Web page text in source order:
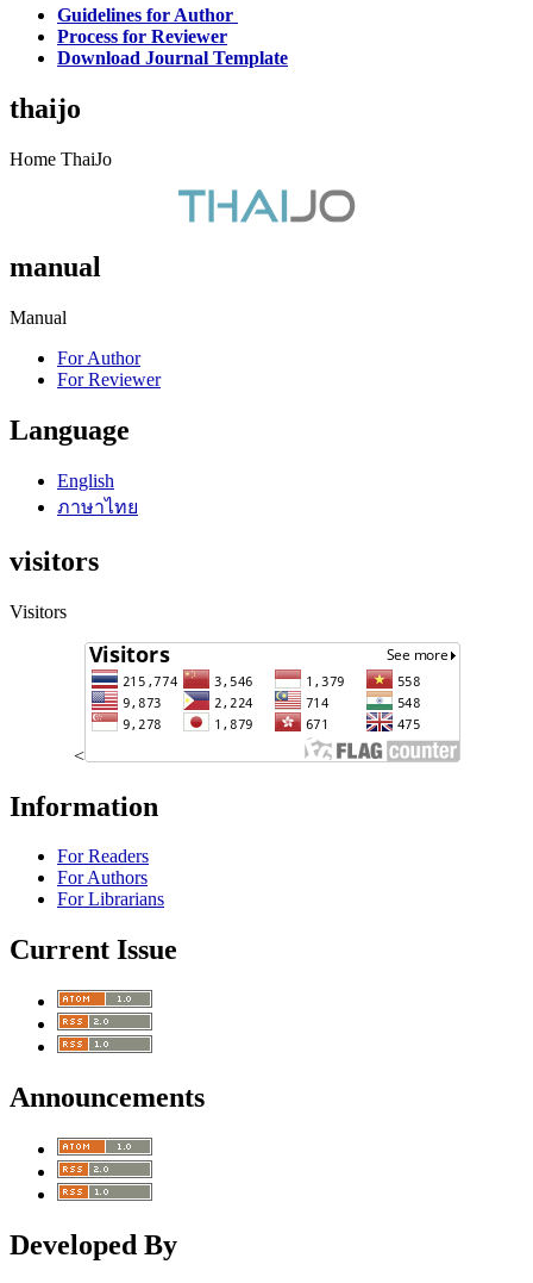
Guidelines for Author
Process for Reviewer
Download Journal Template
thaijo
Home ThaiJo
manual
Manual
For Author
For Reviewer
Language
English
ภาษาไทย
visitors
Visitors
<
Information
For Readers
For Authors
For Librarians
Current Issue
Announcements
Developed By